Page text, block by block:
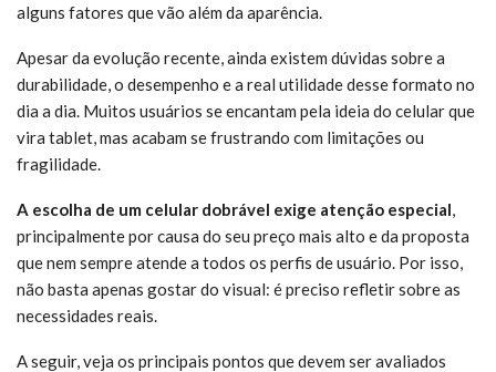
alguns fatores que vão além da aparência.
Apesar da evolução recente, ainda existem dúvidas sobre a
durabilidade, o desempenho e a real utilidade desse formato no
dia a dia. Muitos usuários se encantam pela ideia do celular que
vira tablet, mas acabam se frustrando com limitações ou
fragilidade.
A escolha de um celular dobrável exige atenção especial,
principalmente por causa do seu preço mais alto e da proposta
que nem sempre atende a todos os perfis de usuário. Por isso,
não basta apenas gostar do visual: é preciso refletir sobre as
necessidades reais.
A seguir, veja os principais pontos que devem ser avaliados